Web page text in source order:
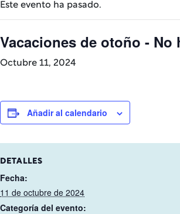
Este evento ha pasado.
Vacaciones de otoño - No
Octubre 11, 2024
Añadir al calendario
DETALLES
Fecha:
11 de octubre de 2024
Categoría del evento: